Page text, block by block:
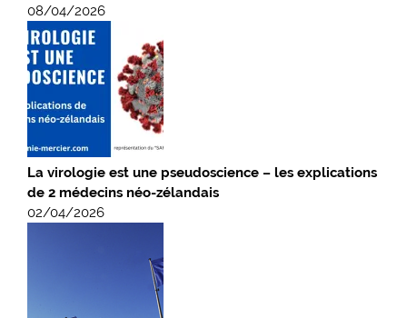
08/04/2026
La virologie est une pseudoscience – les explications
de 2 médecins néo-zélandais
02/04/2026